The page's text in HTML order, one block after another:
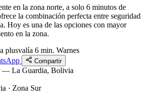
en la zona norte, a solo 6 minutos de
la combinación perfecta entre seguridad
Hoy es una de las opciones con mayor
en la zona.
plusvalía 6 min. Warnes
Compartir
· Zona Sur